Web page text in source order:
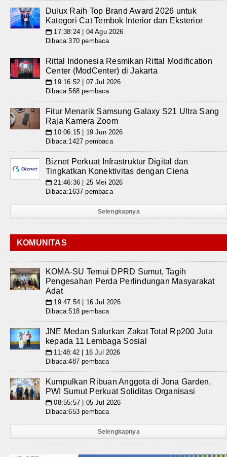
Dulux Raih Top Brand Award 2026 untuk
Kategori Cat Tembok Interior dan Eksterior
📅 17:38:24 | 04 Agu 2026
Dibaca:370 pembaca
Rittal Indonesia Resmikan Rittal Modification
Center (ModCenter) di Jakarta
📅 19:16:52 | 07 Jul 2026
Dibaca:568 pembaca
Fitur Menarik Samsung Galaxy S21 Ultra Sang
Raja Kamera Zoom
📅 10:06:15 | 19 Jun 2026
Dibaca:1427 pembaca
Biznet Perkuat Infrastruktur Digital dan
Tingkatkan Konektivitas dengan Ciena
📅 21:46:36 | 25 Mei 2026
Dibaca:1637 pembaca
Selengkapnya
KOMUNITAS
KOMA-SU Temui DPRD Sumut, Tagih
Pengesahan Perda Perlindungan Masyarakat
Adat
📅 19:47:54 | 16 Jul 2026
Dibaca:518 pembaca
JNE Medan Salurkan Zakat Total Rp200 Juta
kepada 11 Lembaga Sosial
📅 11:48:42 | 16 Jul 2026
Dibaca:487 pembaca
Kumpulkan Ribuan Anggota di Jona Garden,
PWI Sumut Perkuat Soliditas Organisasi
📅 08:55:57 | 05 Jul 2026
Dibaca:653 pembaca
Selengkapnya